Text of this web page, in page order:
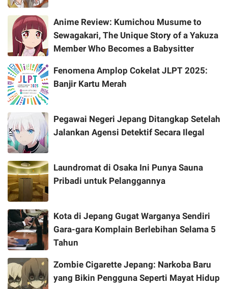
Anime Review: Kumichou Musume to
Sewagakari, The Unique Story of a Yakuza
Member Who Becomes a Babysitter
Fenomena Amplop Cokelat JLPT 2025:
Banjir Kartu Merah
Pegawai Negeri Jepang Ditangkap Setelah
Jalankan Agensi Detektif Secara Ilegal
Laundromat di Osaka Ini Punya Sauna
Pribadi untuk Pelanggannya
Kota di Jepang Gugat Warganya Sendiri
Gara-gara Komplain Berlebihan Selama 5
Tahun
Zombie Cigarette Jepang: Narkoba Baru
yang Bikin Pengguna Seperti Mayat Hidup